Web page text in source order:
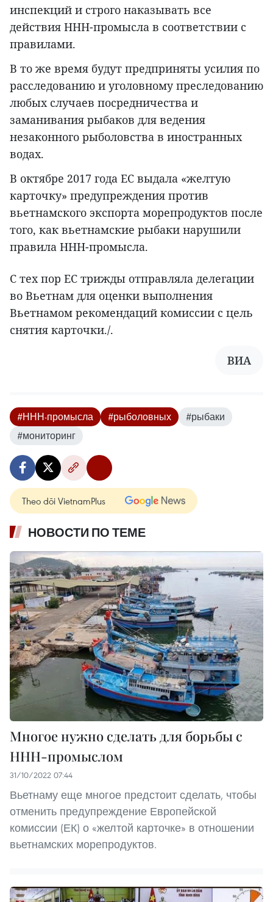
инспекций и строго наказывать все
действия ННН-промысла в соответствии с
правилами.
В то же время будут предприняты усилия по
расследованию и уголовному преследованию
любых случаев посредничества и
заманивания рыбаков для ведения
незаконного рыболовства в иностранных
водах.
В октябре 2017 года ЕС выдала «желтую
карточку» предупреждения против
вьетнамского экспорта морепродуктов после
того, как вьетнамские рыбаки нарушили
правила ННН-промысла.
С тех пор ЕС трижды отправляла делегации
во Вьетнам для оценки выполнения
Вьетнамом рекомендаций комиссии с цель
снятия карточки./.
ВИА
#ННН-промысла #рыболовных
#рыбаки
#мониторинг
Theo dõi VietnamPlus
НОВОСТИ ПО ТЕМЕ
Многое нужно сделать для борьбы с
ННН-промыслом
31/10/2022 07:44
Вьетнаму еще многое предстоит сделать, чтобы
отменить предупреждение Европейской
комиссии (ЕК) о «желтой карточке» в отношении
вьетнамских морепродуктов.